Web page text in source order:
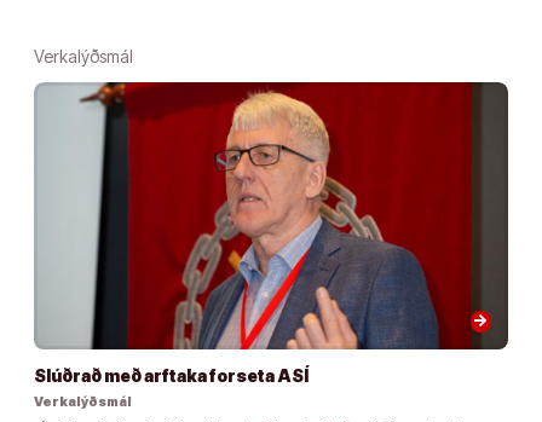
Verkalýðsmál
arrow_forward
Slúðrað með arftaka forseta ASÍ
Verkalýðsmál